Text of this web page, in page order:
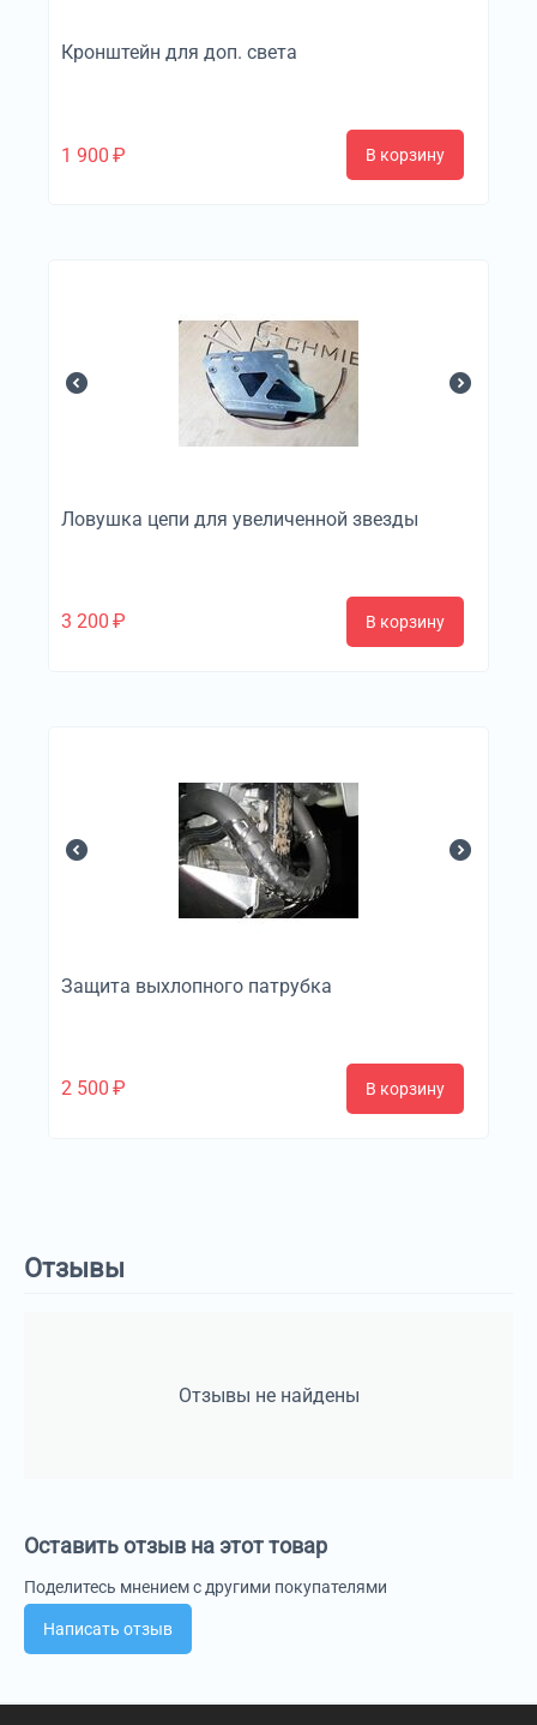
Кронштейн для доп. света
1 900 ₽ В корзину
Ловушка цепи для увеличенной звезды
3 200 ₽ В корзину
Защита выхлопного патрубка
2 500 ₽ В корзину
Отзывы
Отзывы не найдены
Оставить отзыв на этот товар
Поделитесь мнением с другими покупателями
Написать отзыв